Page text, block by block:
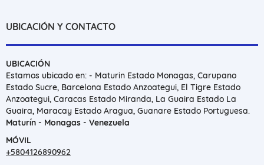
UBICACIÓN Y CONTACTO
UBICACIÓN
Estamos ubicado en: - Maturin Estado Monagas, Carupano
Estado Sucre, Barcelona Estado Anzoategui, El Tigre Estado
Anzoategui, Caracas Estado Miranda, La Guaira Estado La
Guaira, Maracay Estado Aragua, Guanare Estado Portuguesa.
Maturín - Monagas - Venezuela
MÓVIL
+5804126890962